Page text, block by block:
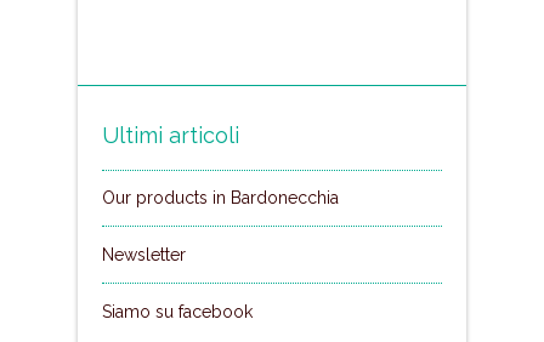
Ultimi articoli
Our products in Bardonecchia
Newsletter
Siamo su facebook